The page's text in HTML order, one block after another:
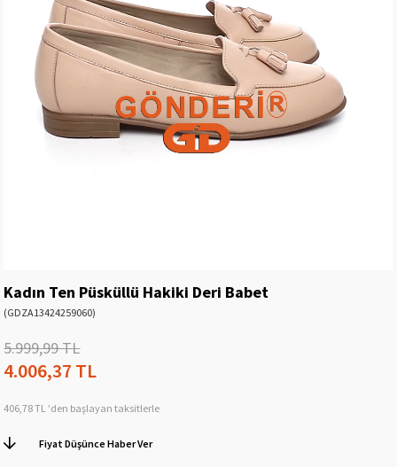
Kadın Ten Püsküllü Hakiki Deri Babet
(GDZA13424259060)
5.999,99 TL
4.006,37 TL
406,78 TL 'den başlayan taksitlerle
Fiyat Düşünce Haber Ver